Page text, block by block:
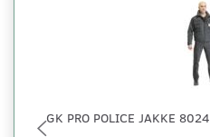
GK PRO POLICE JAKKE 8024